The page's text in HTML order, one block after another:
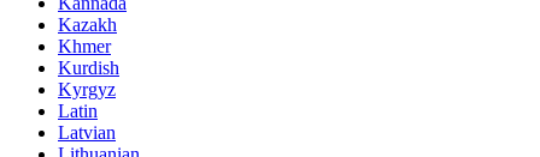
Kazakh
Khmer
Kurdish
Kyrgyz
Latin
Latvian